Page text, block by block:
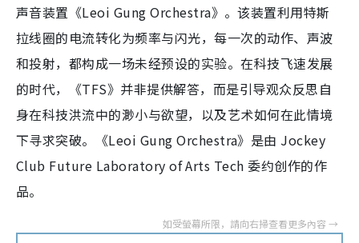
声音装置《Leoi Gung Orchestra》。该装置利用特斯
拉线圈的电流转化为频率与闪光，每一次的动作、声波
和投射，都构成一场未经预设的实验。在科技飞速发展
的时代，《TFS》并非提供解答，而是引导观众反思自
身在科技洪流中的渺小与欲望，以及艺术如何在此情境
下寻求突破。《Leoi Gung Orchestra》是由 Jockey
Club Future Laboratory of Arts Tech 委约创作的作
品。